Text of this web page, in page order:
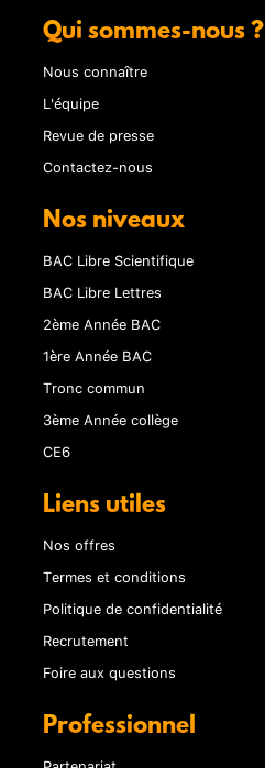
Qui sommes-nous ?
Nous connaître
L'équipe
Revue de presse
Contactez-nous
Nos niveaux
BAC Libre Scientifique
BAC Libre Lettres
2ème Année BAC
1ère Année BAC
Tronc commun
3ème Année collège
CE6
Liens utiles
Nos offres
Termes et conditions
Politique de confidentialité
Recrutement
Foire aux questions
Professionnel